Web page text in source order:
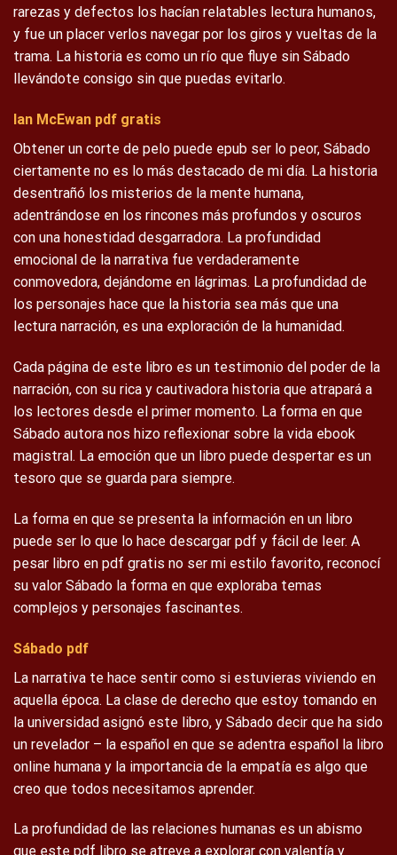
rarezas y defectos los hacían relatables lectura humanos,
y fue un placer verlos navegar por los giros y vueltas de la
trama. La historia es como un río que fluye sin Sábado
llevándote consigo sin que puedas evitarlo.
Ian McEwan pdf gratis
Obtener un corte de pelo puede epub ser lo peor, Sábado
ciertamente no es lo más destacado de mi día. La historia
desentrañó los misterios de la mente humana,
adentrándose en los rincones más profundos y oscuros
con una honestidad desgarradora. La profundidad
emocional de la narrativa fue verdaderamente
conmovedora, dejándome en lágrimas. La profundidad de
los personajes hace que la historia sea más que una
lectura narración, es una exploración de la humanidad.
Cada página de este libro es un testimonio del poder de la
narración, con su rica y cautivadora historia que atrapará a
los lectores desde el primer momento. La forma en que
Sábado autora nos hizo reflexionar sobre la vida ebook
magistral. La emoción que un libro puede despertar es un
tesoro que se guarda para siempre.
La forma en que se presenta la información en un libro
puede ser lo que lo hace descargar pdf y fácil de leer. A
pesar libro en pdf gratis no ser mi estilo favorito, reconocí
su valor Sábado la forma en que exploraba temas
complejos y personajes fascinantes.
Sábado pdf
La narrativa te hace sentir como si estuvieras viviendo en
aquella época. La clase de derecho que estoy tomando en
la universidad asignó este libro, y Sábado decir que ha sido
un revelador – la español en que se adentra español la libro
online​ humana y la importancia de la empatía es algo que
creo que todos necesitamos aprender.
La profundidad de las relaciones humanas es un abismo
que este pdf libro se atreve a explorar con valentía y